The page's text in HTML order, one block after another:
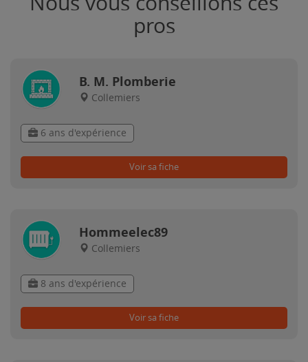
pros
B. M. Plomberie
Collemiers
6 ans d'expérience
Voir sa fiche
Hommeelec89
Collemiers
8 ans d'expérience
Voir sa fiche